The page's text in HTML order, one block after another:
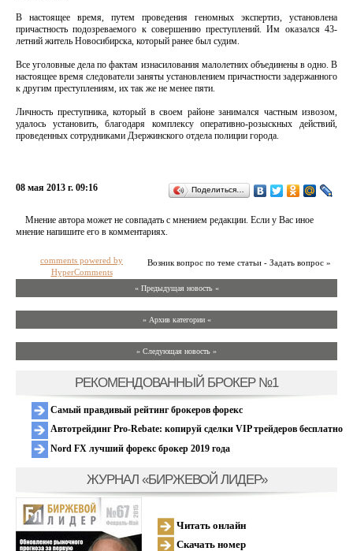
В настоящее время, путем проведения геномных экспертиз, установлена
причастность подозреваемого к совершению преступлений. Им оказался 43-
летний житель Новосибирска, который ранее был судим.
Все уголовные дела по фактам изнасилования малолетних объединены в одно. В
настоящее время следователи заняты установлением причастности задержанного
к другим преступлениям, их так же не менее пяти.
Личность преступника, который в своем районе занимался частным извозом,
удалось установить, благодаря комплексу оперативно-розыскных действий,
проведенных сотрудниками Дзержинского отдела полиции города.
08 мая 2013 г. 09:16 Поделиться…
Мнение автора может не совпадать с мнением редакции. Если у Вас иное
мнение напишите его в комментариях.
Возник вопрос по теме статьи - Задать вопрос »
comments powered by
HyperComments
« Предыдущая новость «
» Архив категории «
» Следующая новость »
РЕКОМЕНДОВАННЫЙ БРОКЕР №1
Самый правдивый рейтинг брокеров форекс
Автотрейдинг Pro-Rebate: копируй сделки VIP трейдеров бесплатно
Nord FX лучший форекс брокер 2019 года
ЖУРНАЛ «БИРЖЕВОЙ ЛИДЕР»
Читать онлайн
Скачать номер